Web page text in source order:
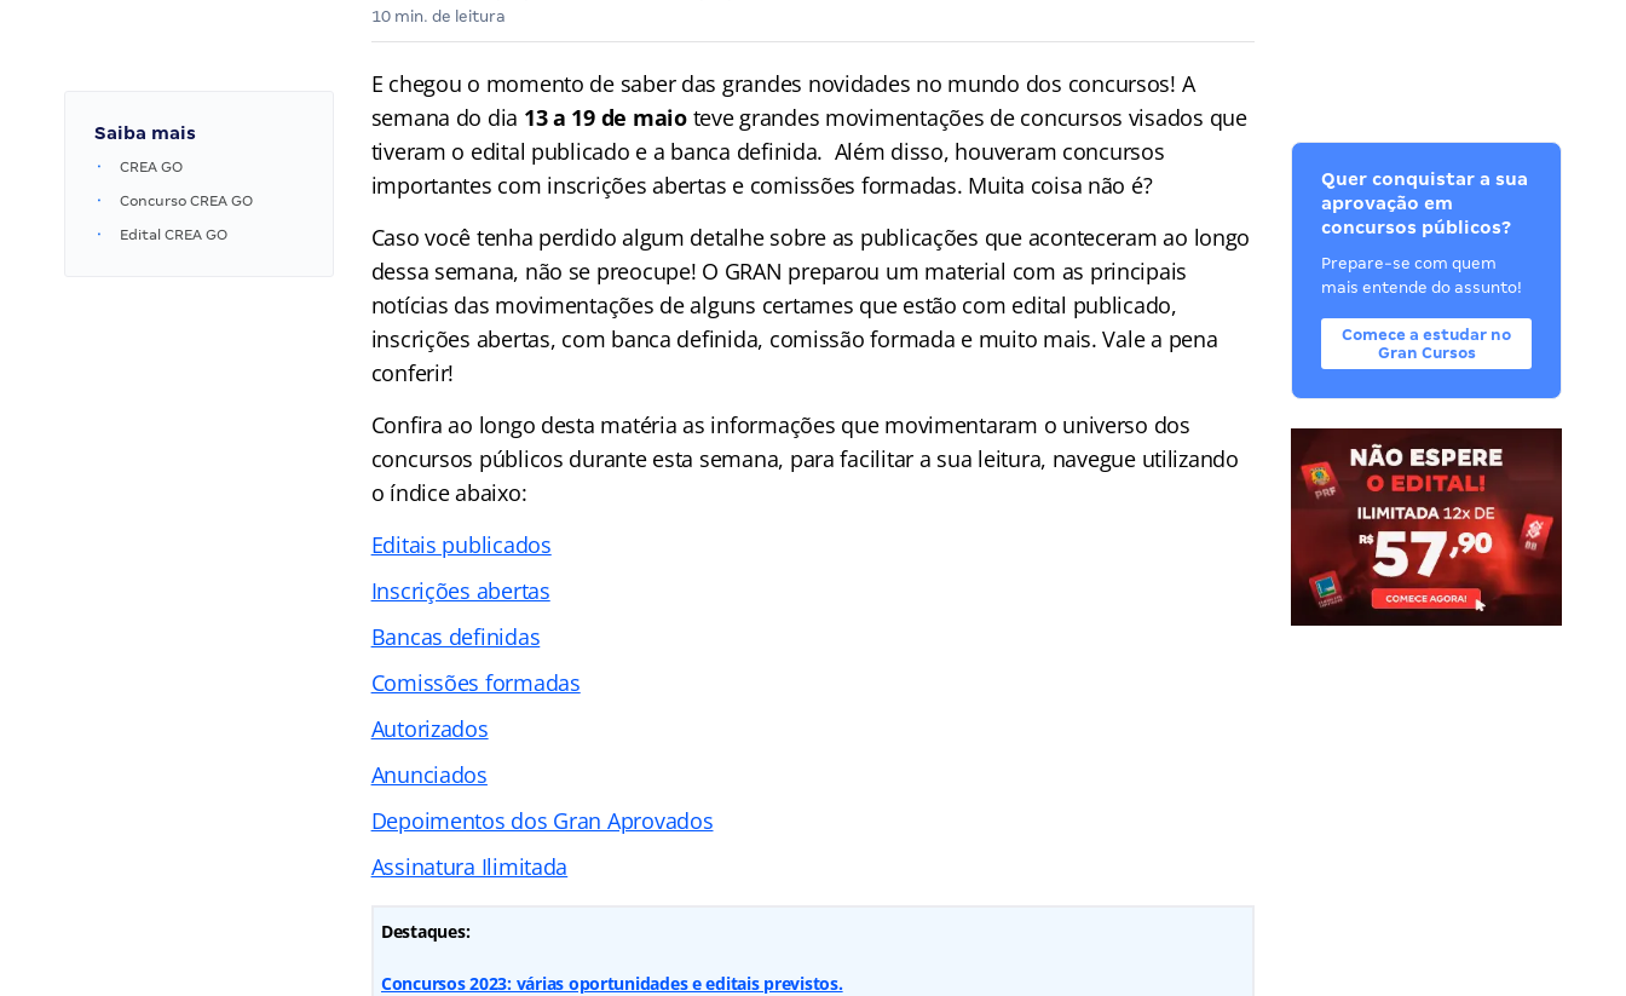
10 min. de leitura
Saiba mais
CREA GO
Concurso CREA GO
Edital CREA GO
E chegou o momento de saber das grandes novidades no mundo dos concursos! A
semana do dia 13 a 19 de maioteve grandes movimentações de concursos visados que
tiveram o edital publicado e a banca definida. Além disso, houveram concursos
importantes com inscrições abertas e comissões formadas. Muita coisa não é?
Caso você tenha perdido algum detalhe sobre as publicações que aconteceram ao longo
dessa semana, não se preocupe! O GRAN preparou um material com as principais
notícias das movimentações de alguns certames que estão com edital publicado,
inscrições abertas, com banca definida, comissão formada e muito mais. Vale a pena
conferir!
Confira ao longo desta matéria as informações que movimentaram o universo dos
concursos públicos durante esta semana, para facilitar a sua leitura, navegue utilizando
o índice abaixo:
Editais publicados
Inscrições abertas
Bancas definidas
Comissões formadas
Autorizados
Anunciados
Depoimentos dos Gran Aprovados
Assinatura Ilimitada
Destaques:
Concursos 2023: várias oportunidades e editais previstos.
Quer conquistar a sua
aprovação em
concursos públicos?
Prepare-se com quem
mais entende do assunto!
Comece a estudar no
Gran Cursos